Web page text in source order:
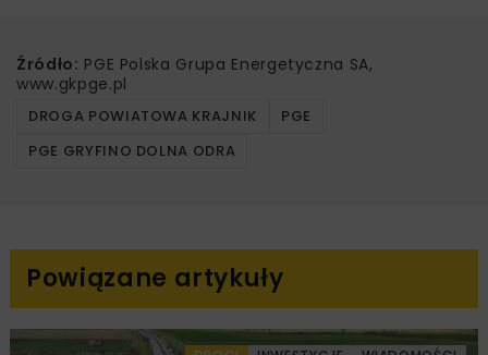
Źródło: PGE Polska Grupa Energetyczna SA,
www.gkpge.pl
DROGA POWIATOWA KRAJNIK
PGE
PGE GRYFINO DOLNA ODRA
Powiązane artykuły